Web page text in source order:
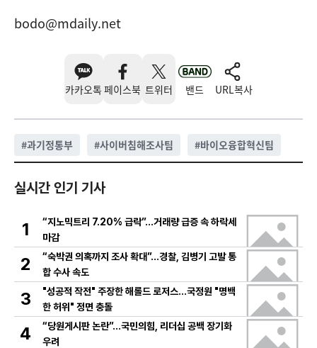
bodo@mdaily.net
카카오톡 페이스북 트위터 밴드 URL복사
#과기정통부 #사이버침해조사팀 #바이오융합혁신팀
실시간 인기 기사
1
“지노믹트리 7.20% 급락”…거래량 급증 속 하락세
마감
2
“숙박권 의혹까지 조사 확대”…경찰, 김병기 고발 통
합 수사 속도
3
"성공적 작전" 주장한 해롤드 로저스…국정원 "명백
한 허위" 정면 충돌
4
“당원게시판 논란”…국민의힘, 리더십 공백 장기화
우려